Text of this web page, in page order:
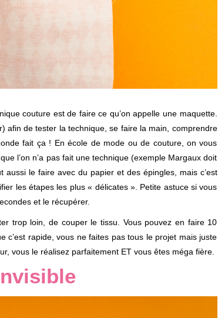
couture est de faire ce qu’on appelle une maquette.
afin de tester la technique, se faire la main, comprendre
fait ça ! En école de mode ou de couture, on vous
l’on n’a pas fait une technique (exemple Margaux doit
le faire avec du papier et des épingles, mais c’est
les étapes les plus « délicates ». Petite astuce si vous
et le récupérer.
trop loin, de couper le tissu. Vous pouvez en faire 10
c’est rapide, vous ne faites pas tous le projet mais juste
vous le réalisez parfaitement ET vous êtes méga fière.